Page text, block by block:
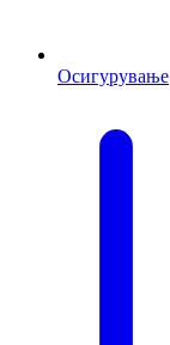
Осигурување